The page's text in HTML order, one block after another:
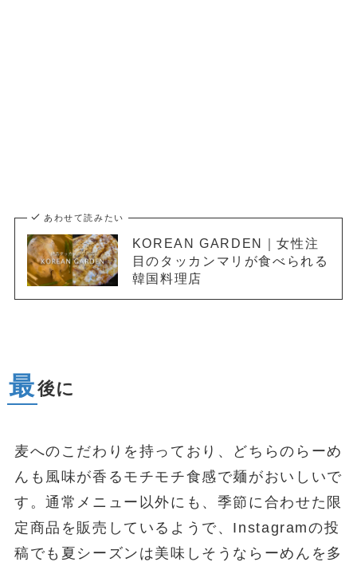
あわせて読みたい
KOREAN GARDEN｜女性注
目のタッカンマリが食べられる
韓国料理店
最後に
麦へのこだわりを持っており、どちらのらーめ
んも風味が香るモチモチ食感で麺がおいしいで
す。通常メニュー以外にも、季節に合わせた限
定商品を販売しているようで、Instagramの投
稿でも夏シーズンは美味しそうならーめんを多